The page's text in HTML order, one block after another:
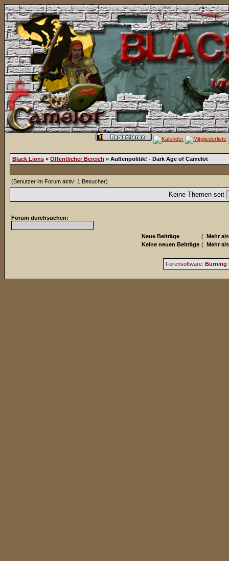
Black Lions » Öffentlicher Bereich » Außenpolitik! - Dark Age of Camelot
(Benutzer im Forum aktiv: 1 Besucher)
Keine Themen seit
Forum durchsuchen:
Neue Beiträge ( Mehr
Keine neuen Beiträge ( Mehr
Forensoftware: Burning